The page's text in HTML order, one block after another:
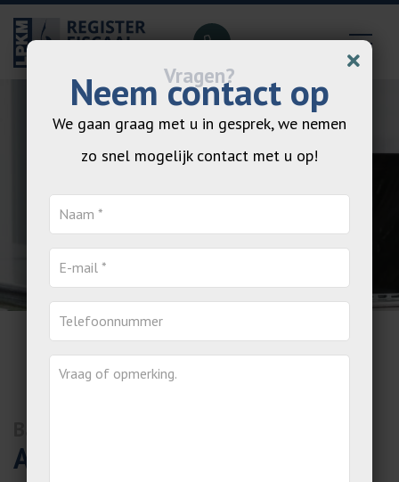
Totaal advisering
Accountant Baarn
Neem contact op
We gaan graag met u in gesprek, we nemen
zo snel mogelijk contact met u op!